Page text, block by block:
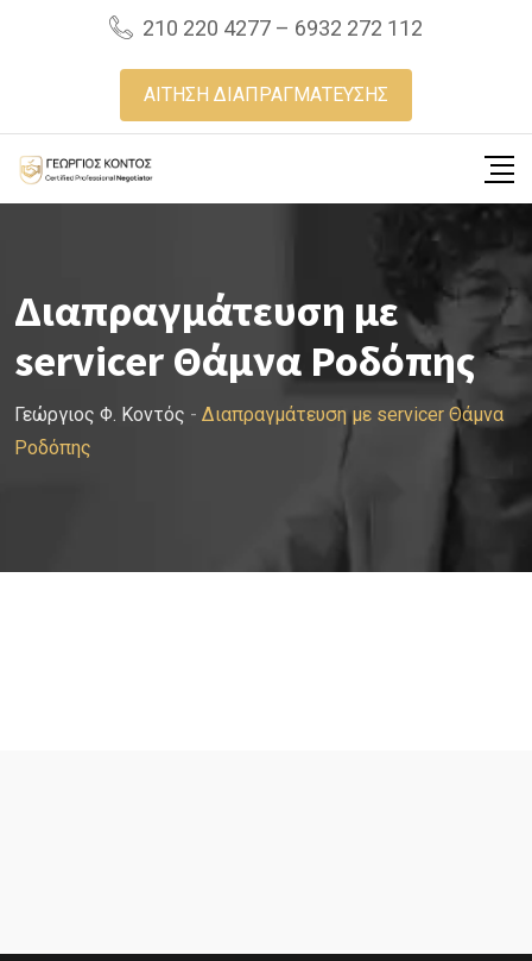
210 220 4277 – 6932 272 112
ΑΙΤΗΣΗ ΔΙΑΠΡΑΓΜΑΤΕΥΣΗΣ
Διαπραγμάτευση με
servicer Θάμνα Ροδόπης
Γεώργιος Φ. Κοντός - Διαπραγμάτευση με servicer Θάμνα
Ροδόπης